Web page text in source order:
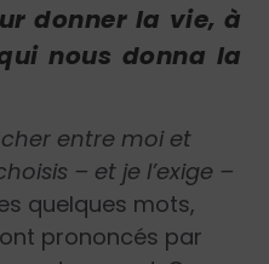
donner la vie, à
nous donna la
entre moi et
– et je l’exige –
quelques mots,
prononcés par